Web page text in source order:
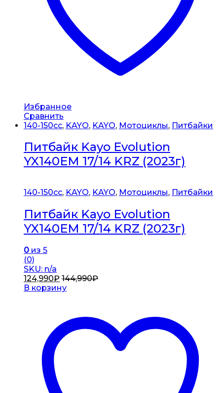
Избранное
Сравнить
140-150сс, KAYO, KAYO, Мотоциклы, Питбайки
Питбайк Kayo Evolution
YX140EM 17/14 KRZ (2023г)
140-150сс, KAYO, KAYO, Мотоциклы, Питбайки
Питбайк Kayo Evolution
YX140EM 17/14 KRZ (2023г)
0 из 5
(0)
SKU: n/a
124,990₽ 144,990₽
В корзину